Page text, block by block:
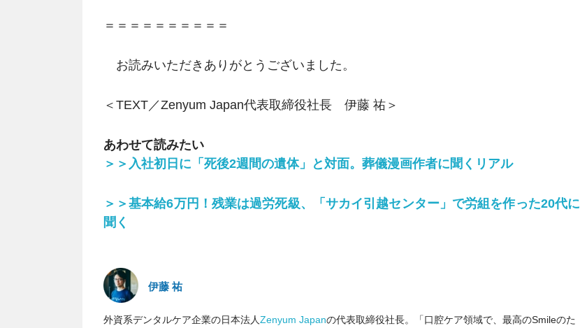
＝＝＝＝＝＝＝＝＝＝
お読みいただきありがとうございました。
＜TEXT／Zenyum Japan代表取締役社長 伊藤 祐＞
あわせて読みたい
＞＞入社初日に「死後2週間の遺体」と対面。葬儀漫画作者に聞くリアル
＞＞基本給6万円！残業は過労死級、「サカイ引越センター」で労組を作った20代に
聞く
伊藤 祐
外資系デンタルケア企業の日本法人Zenyum Japanの代表取締役社長。「口腔ケア領域で、最高のSmileのた